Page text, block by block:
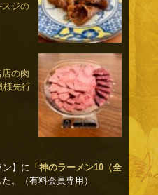
スジの
の肉
様先行
ン】に 「神のラーメン10（全
。（有料会員専用）